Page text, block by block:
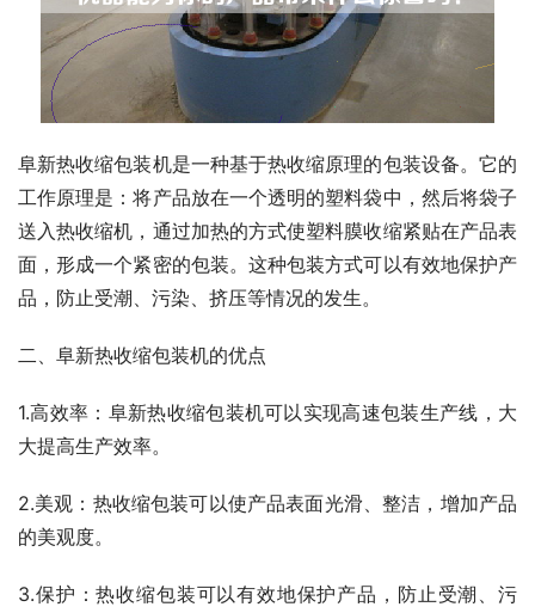
阜新热收缩包装机是一种基于热收缩原理的包装设备。它的
工作原理是：将产品放在一个透明的塑料袋中，然后将袋子
送入热收缩机，通过加热的方式使塑料膜收缩紧贴在产品表
面，形成一个紧密的包装。这种包装方式可以有效地保护产
品，防止受潮、污染、挤压等情况的发生。
二、阜新热收缩包装机的优点
1.高效率：阜新热收缩包装机可以实现高速包装生产线，大
大提高生产效率。
2.美观：热收缩包装可以使产品表面光滑、整洁，增加产品
的美观度。
3.保护：热收缩包装可以有效地保护产品，防止受潮、污